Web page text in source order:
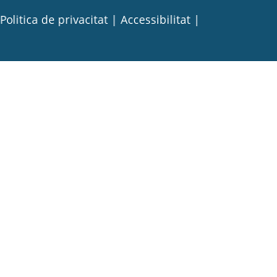
Politica de privacitat | Accessibilitat |